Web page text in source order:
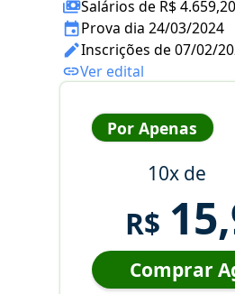
Salários de R$ 4.659,20
Prova dia 24/03/2024
Inscrições de 07/02/
Ver edital
Por Apenas
10x de
R$
Comprar